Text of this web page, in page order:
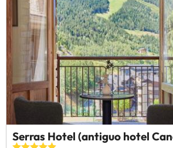
Serras Hotel (antiguo hotel